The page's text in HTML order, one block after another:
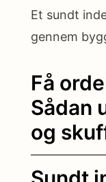
Et sundt
gennem
Få
Sådan
og